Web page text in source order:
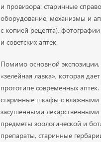
и провизора: старинные
оборудование, механизмы и
с копией рецепта),
и советских аптек.
Помимо основной экспозиции,
«зелейная лавка», которая
прототипе современных
старинные шкафы с влажными
засушенными
предметы зоологической и
препараты, старинные